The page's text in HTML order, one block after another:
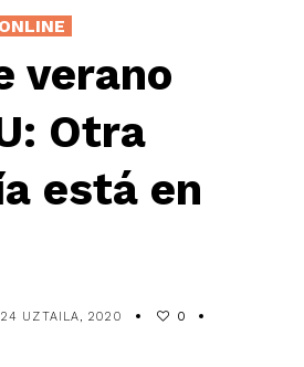
verano
Otra
está en
24 UZTAILA, 2020 0